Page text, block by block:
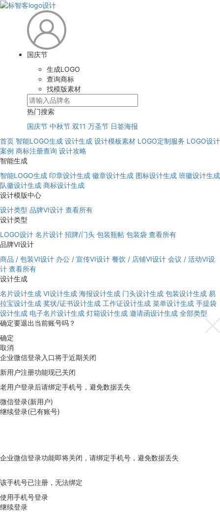
国庆节
生成LOGO
查询商标
找模版素材
热门搜索
国庆节 中秋节 双11 万圣节 日签海报
首页 智能LOGO生成 设计生成 设计模板素材 LOGO定制服务 LOGO设计
案例 商标注册查询 设计攻略
智能生成
智能LOGO生成 印章设计生成 徽章设计生成 图标设计生成 班徽设计生成
队徽设计生成 商标设计生成
设计模版中心
设计类型 品牌VI设计 查看所有
设计类型
LOGO设计 名片设计 招牌/门头 包装瓶帖 包装袋 查看所有
品牌VI设计
商品 / 包装VI设计 办公 / 宣传VI设计 餐饮 / 店铺VI设计 会议 / 活动VI设
计 查看所有
设计生成
名片设计生成 VI设计生成 海报设计生成 门头设计生成 包装设计生成 易
拉宝设计生成 奖状/证书设计生成 工作证设计生成 菜单设计生成 手提袋
设计生成 电子名片设计生成 灯箱设计生成 邀请函设计生成 全部类型
确定要退出当前账号吗？
确定
取消
企业微信登录入口将于近期关闭
新用户注册功能现已关闭
老用户登录后请绑定手机号，避免数据丢失
微信登录(新用户)
继续登录(已有账号)
企业微信登录功能即将关闭，请绑定手机号，避免数据丢失
该手机号已注册，无法绑定
使用手机号登录
继续登录